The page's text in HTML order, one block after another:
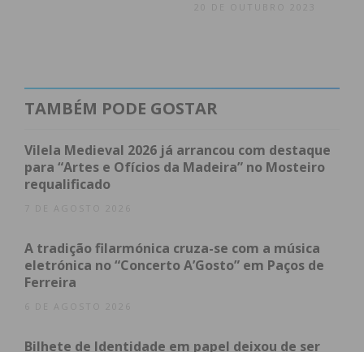
20 DE OUTUBRO 2023
TAMBÉM PODE GOSTAR
Vilela Medieval 2026 já arrancou com destaque
para “Artes e Ofícios da Madeira” no Mosteiro
requalificado
7 DE AGOSTO 2026
A tradição filarmónica cruza-se com a música
eletrónica no “Concerto A’Gosto” em Paços de
Ferreira
6 DE AGOSTO 2026
Bilhete de Identidade em papel deixou de ser